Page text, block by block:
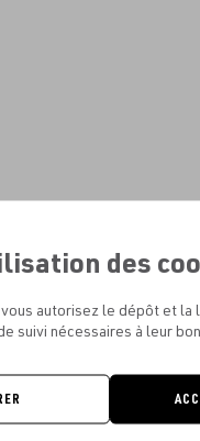
des
autorisez le dépôt et
suivi nécessaires à leur